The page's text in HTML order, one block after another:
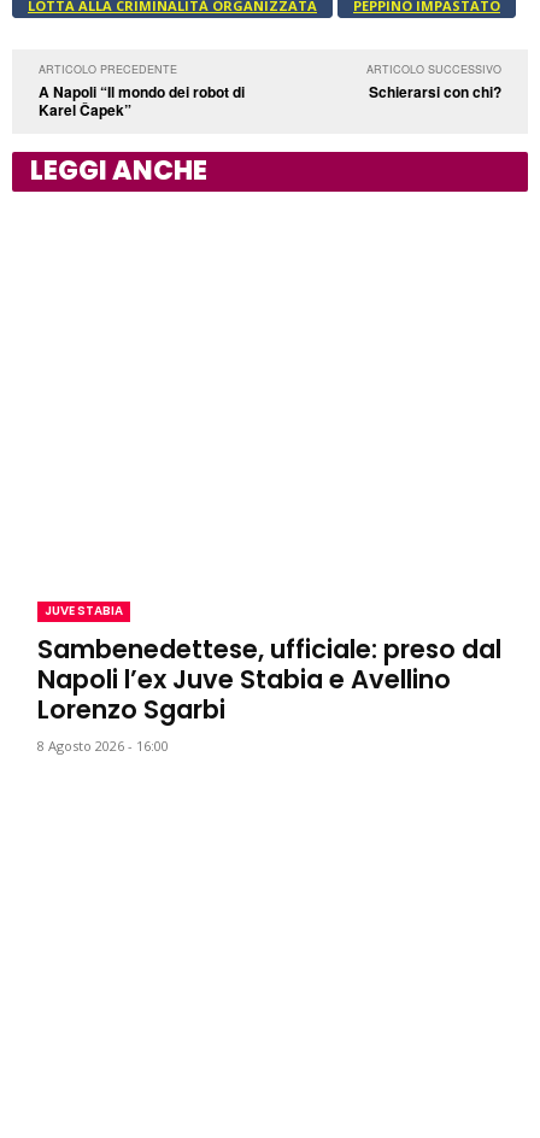
LOTTA ALLA CRIMINALITÀ ORGANIZZATA
PEPPINO IMPASTATO
ARTICOLO PRECEDENTE
A Napoli “Il mondo dei robot di
Karel Čapek”
ARTICOLO SUCCESSIVO
Schierarsi con chi?
LEGGI ANCHE
JUVE STABIA
Sambenedettese, ufficiale: preso dal
Napoli l’ex Juve Stabia e Avellino
Lorenzo Sgarbi
8 Agosto 2026 - 16:00